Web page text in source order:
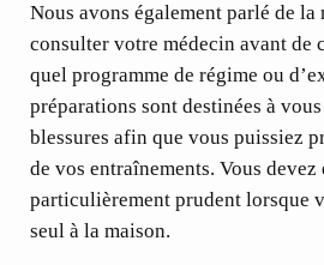
Nous avons également parlé de la
consulter votre médecin avant de
quel programme de régime ou
préparations sont destinées à
blessures afin que vous puissiez
de vos entraînements. Vous devez
particulièrement prudent lorsque
seul à la maison.